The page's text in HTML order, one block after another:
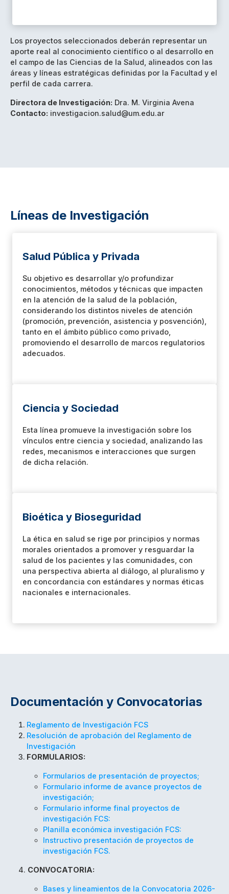
Los proyectos seleccionados deberán representar un
aporte real al conocimiento científico o al desarrollo en
el campo de las Ciencias de la Salud, alineados con las
áreas y líneas estratégicas definidas por la Facultad y el
perfil de cada carrera.
Directora de Investigación: Dra. M. Virginia Avena
Contacto: investigacion.salud@um.edu.ar
Líneas de Investigación
Salud Pública y Privada
Su objetivo es desarrollar y/o profundizar
conocimientos, métodos y técnicas que impacten
en la atención de la salud de la población,
considerando los distintos niveles de atención
(promoción, prevención, asistencia y posvención),
tanto en el ámbito público como privado,
promoviendo el desarrollo de marcos regulatorios
adecuados.
Ciencia y Sociedad
Esta línea promueve la investigación sobre los
vínculos entre ciencia y sociedad, analizando las
redes, mecanismos e interacciones que surgen
de dicha relación.
Bioética y Bioseguridad
La ética en salud se rige por principios y normas
morales orientados a promover y resguardar la
salud de los pacientes y las comunidades, con
una perspectiva abierta al diálogo, al pluralismo y
en concordancia con estándares y normas éticas
nacionales e internacionales.
Documentación y Convocatorias
Reglamento de Investigación FCS
Resolución de aprobación del Reglamento de
Investigación
FORMULARIOS:
Formularios de presentación de proyectos;
Formulario informe de avance proyectos de
investigación;
Formulario informe final proyectos de
investigación FCS:
Planilla económica investigación FCS:
Instructivo presentación de proyectos de
investigación FCS.
4. CONVOCATORIA:
Bases y lineamientos de la Convocatoria 2026-